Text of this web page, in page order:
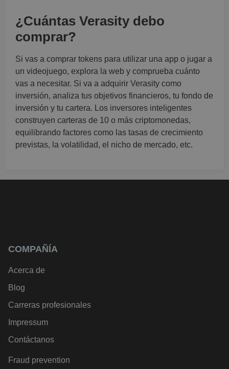
¿Cuántas Verasity debo
comprar?
Si vas a comprar tokens para utilizar una app o jugar a
un videojuego, explora la web y comprueba cuánto
vas a necesitar. Si va a adquirir Verasity como
inversión, analiza tus objetivos financieros, tu fondo de
inversión y tu cartera. Los inversores inteligentes
construyen carteras de 10 o más criptomonedas,
equilibrando factores como las tasas de crecimiento
previstas, la volatilidad, el nicho de mercado, etc.
COMPAÑÍA
Acerca de
Blog
Carreras profesionales
Impressum
Contáctanos
Fraud prevention